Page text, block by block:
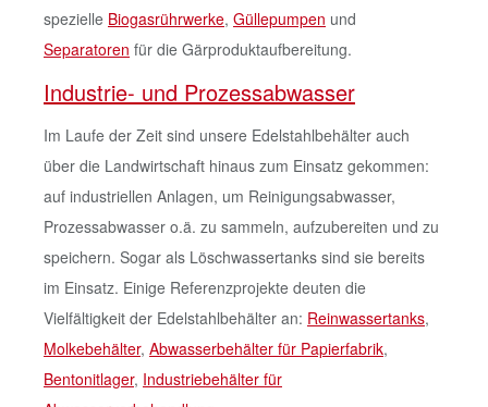
spezielle Biogasrührwerke, Güllepumpen und
Separatoren für die Gärproduktaufbereitung.
Industrie- und Prozessabwasser
Im Laufe der Zeit sind unsere Edelstahlbehälter auch
über die Landwirtschaft hinaus zum Einsatz gekommen:
auf industriellen Anlagen, um Reinigungsabwasser,
Prozessabwasser o.ä. zu sammeln, aufzubereiten und zu
speichern. Sogar als Löschwassertanks sind sie bereits
im Einsatz. Einige Referenzprojekte deuten die
Vielfältigkeit der Edelstahlbehälter an: Reinwassertanks,
Molkebehälter, Abwasserbehälter für Papierfabrik,
Bentonitlager, Industriebehälter für